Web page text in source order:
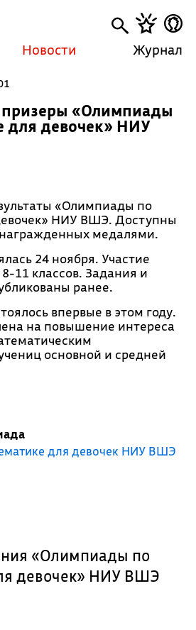
Новости Журнал
«Олимпиады
для девочек» НИУ
«Олимпиады по
НИУ ВШЭ. Доступны
медалями.
24 ноября. Участие
11 классов. Задания и
ранее.
впервые в этом году.
на повышение интереса
основной и средней
для девочек НИУ ВШЭ
«Олимпиады по
девочек» НИУ ВШЭ